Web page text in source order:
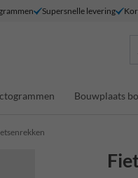
Supersnelle levering
Bouwplaats